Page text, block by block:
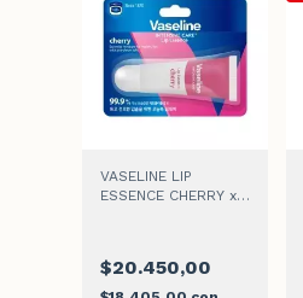
VASELINE LIP
ESSENCE CHERRY x
$20.450,00